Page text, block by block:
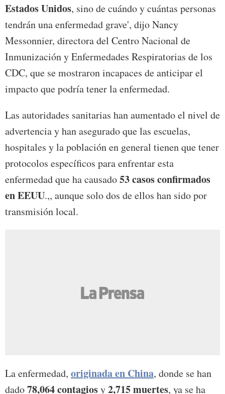
Estados Unidos, sino de cuándo y cuántas personas
tendrán una enfermedad grave', dijo Nancy
Messonnier, directora del Centro Nacional de
Inmunización y Enfermedades Respiratorias de los
CDC, que se mostraron incapaces de anticipar el
impacto que podría tener la enfermedad.
Las autoridades sanitarias han aumentado el nivel de
advertencia y han asegurado que las escuelas,
hospitales y la población en general tienen que tener
protocolos específicos para enfrentar esta
enfermedad que ha causado53 casos confirmados
en EEUU.,, aunque solo dos de ellos han sido por
transmisión local.
La enfermedad, originada en China, donde se han
dado78,064 contagiosy2,715 muertes, ya se ha